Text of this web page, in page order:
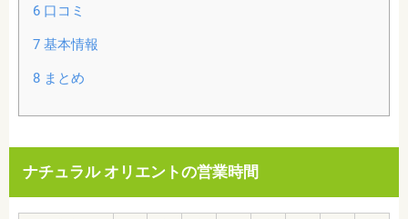
6口コミ
7基本情報
8まとめ
ナチュラル オリエントの営業時間